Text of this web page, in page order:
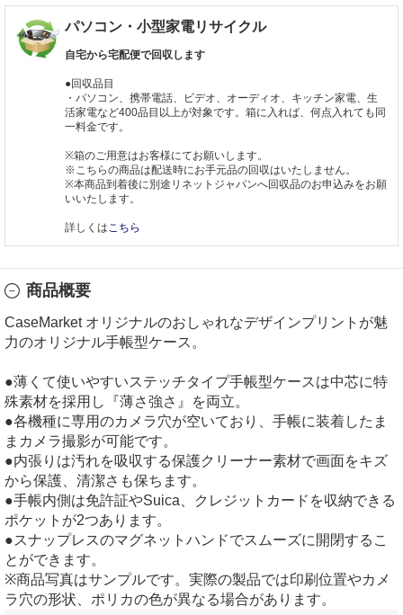
パソコン・小型家電リサイクル
自宅から宅配便で回収します
●回収品目
・パソコン、携帯電話、ビデオ、オーディオ、キッチン家電、生
活家電など400品目以上が対象です。箱に入れば、何点入れても同
一料金です。
※箱のご用意はお客様にてお願いします。
※こちらの商品は配送時にお手元品の回収はいたしません。
※本商品到着後に別途リネットジャパンへ回収品のお申込みをお願
いいたします。
詳しくはこちら
商品概要
CaseMarket オリジナルのおしゃれなデザインプリントが魅
力のオリジナル手帳型ケース。
●薄くて使いやすいステッチタイプ手帳型ケースは中芯に特
殊素材を採用し『薄さ強さ』を両立。
●各機種に専用のカメラ穴が空いており、手帳に装着したま
まカメラ撮影が可能です。
●内張りは汚れを吸収する保護クリーナー素材で画面をキズ
から保護、清潔さも保ちます。
●手帳内側は免許証やSuica、クレジットカードを収納できる
ポケットが2つあります。
●スナップレスのマグネットハンドでスムーズに開閉するこ
とができます。
※商品写真はサンプルです。実際の製品では印刷位置やカメ
ラ穴の形状、ポリカの色が異なる場合があります。